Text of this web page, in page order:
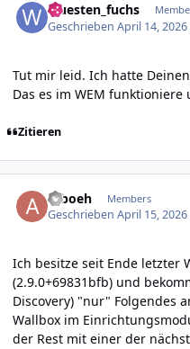
wuesten_fuchs
GeschriebenApril 14, 2026
Tut mir leid. Ich hatte
Das es im WEM funktioniere
Zitieren
arboeh Members
GeschriebenApril 15,
Ich besitze seit Ende letzter
(2.9.0+69831bfb) und
Discovery) "nur" Folgendes
Wallbox im
der Rest mit einer der